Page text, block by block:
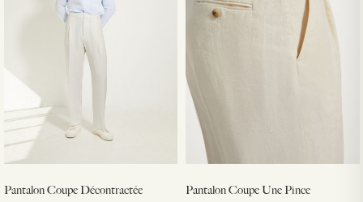
Pantalon Coupe Décontractée Pantalon Coupe Une Pince